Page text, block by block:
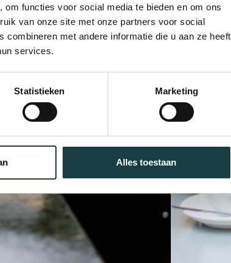
functies voor social media te bieden en om ons
van onze site met onze partners voor social
met andere informatie die u aan ze heeft
services.
Statistieken Marketing
Alles toestaan